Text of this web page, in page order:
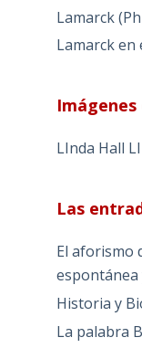
Lamarck
Lamarck en
LInda Hall
Las
El aforismo
Historia y
La palabra